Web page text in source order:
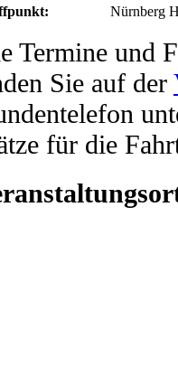
Nürnberg
Termine und
Sie auf der
für die